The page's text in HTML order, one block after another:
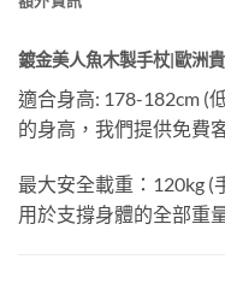
鍍金美人魚木製手杖|歐洲
適合身高: 178-182cm (
的身高，我們提供免費
最大安全載重：120kg (
用於支撐身體的全部重